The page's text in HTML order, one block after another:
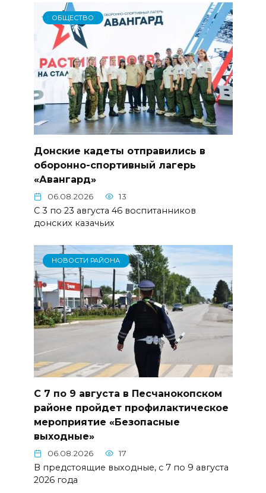
ОБЩЕСТВО
Донские кадеты отправились в
оборонно-спортивный лагерь
«Авангард»
06.08.2026 13
С 3 по 23 августа 46 воспитанников
донских казачьих
НОВОСТИ РАЙОНА
С 7 по 9 августа в Песчанокопском
районе пройдет профилактическое
мероприятие «Безопасные
выходные»
06.08.2026 17
В предстоящие выходные, с 7 по 9 августа
2026 года